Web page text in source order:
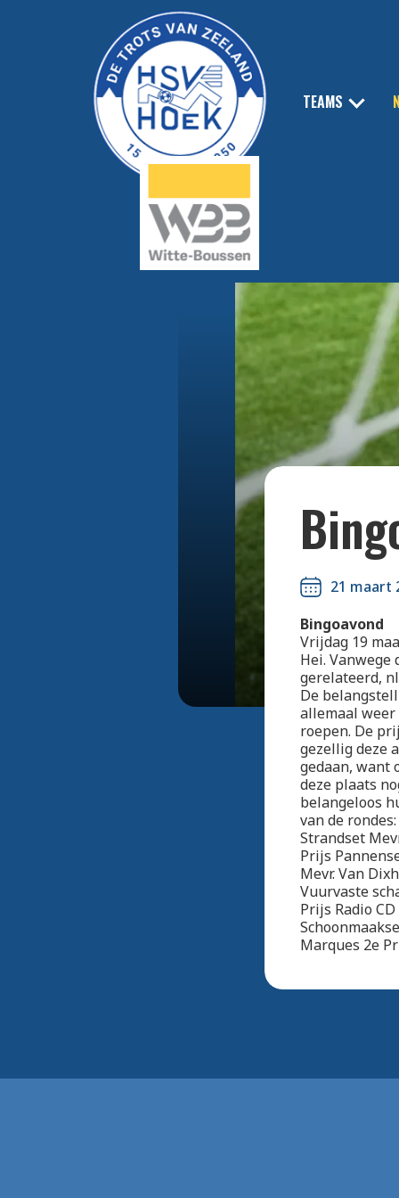
TEAMS
21 maart
Bingoavond
Vrijdag 19
Hei.
gerelateerd,
De
allemaal
roepen. De
gezellig deze
gedaan, want
deze plaats
belangeloos
van de
Strandset
Prijs
Mevr. Van
Vuurvaste
Prijs Radio
Marques 2e